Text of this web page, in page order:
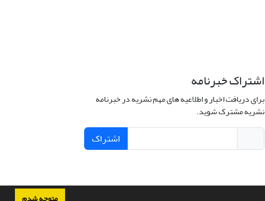
اشتراک خبرنامه
برای دریافت اخبار و اطلاعیه های مهم نشریه در خبرنامه
نشریه مشترک شوید.
اشتراک